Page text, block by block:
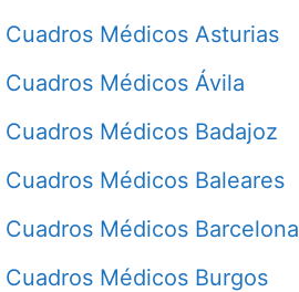
Cuadros Médicos Asturias
Cuadros Médicos Ávila
Cuadros Médicos Badajoz
Cuadros Médicos Baleares
Cuadros Médicos Barcelona
Cuadros Médicos Burgos